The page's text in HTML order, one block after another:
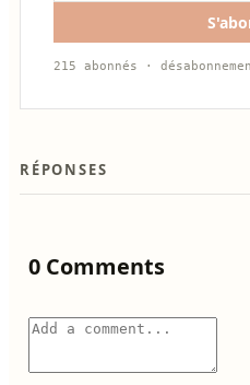
215 abonnés ·
RÉPONSES
0 Comments